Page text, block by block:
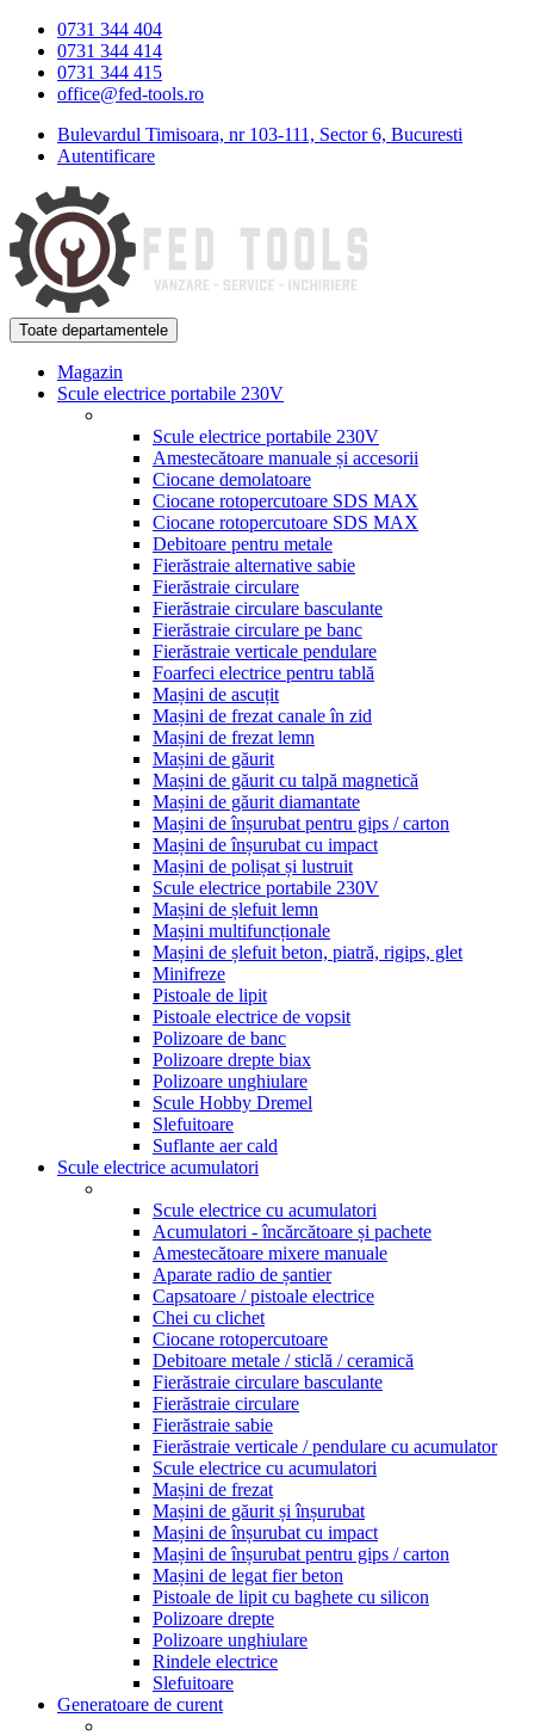
Skip
navigation
Skip
content
0731 344 404
0731 344 414
0731 344 415
office@fed-tools.ro
Bulevardul Timisoara, nr 103-111, Sector 6, Bucuresti
Autentificare
Toate departamentele
Magazin
Scule electrice portabile 230V
Scule electrice portabile 230V
Amestecătoare manuale și accesorii
Ciocane demolatoare
Ciocane rotopercutoare SDS MAX
Ciocane rotopercutoare SDS MAX
Debitoare pentru metale
Fierăstraie alternative sabie
Fierăstraie circulare
Fierăstraie circulare basculante
Fierăstraie circulare pe banc
Fierăstraie verticale pendulare
Foarfeci electrice pentru tablă
Mașini de ascuțit
Mașini de frezat canale în zid
Mașini de frezat lemn
Mașini de găurit
Mașini de găurit cu talpă magnetică
Mașini de găurit diamantate
Mașini de înșurubat pentru gips / carton
Mașini de înșurubat cu impact
Mașini de polișat și lustruit
Scule electrice portabile 230V
Mașini de șlefuit lemn
Mașini multifuncționale
Mașini de șlefuit beton, piatră, rigips, glet
Minifreze
Pistoale de lipit
Pistoale electrice de vopsit
Polizoare de banc
Polizoare drepte biax
Polizoare unghiulare
Scule Hobby Dremel
Slefuitoare
Suflante aer cald
Scule electrice acumulatori
Scule electrice cu acumulatori
Acumulatori - încărcătoare și pachete
Amestecătoare mixere manuale
Aparate radio de șantier
Capsatoare / pistoale electrice
Chei cu clichet
Ciocane rotopercutoare
Debitoare metale / sticlă / ceramică
Fierăstraie circulare basculante
Fierăstraie circulare
Fierăstraie sabie
Fierăstraie verticale / pendulare cu acumulator
Scule electrice cu acumulatori
Mașini de frezat
Mașini de găurit și înșurubat
Mașini de înșurubat cu impact
Mașini de înșurubat pentru gips / carton
Mașini de legat fier beton
Pistoale de lipit cu baghete cu silicon
Polizoare drepte
Polizoare unghiulare
Rindele electrice
Slefuitoare
Generatoare de curent